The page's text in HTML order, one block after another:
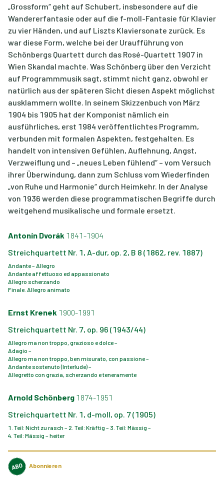
„Grossform“ geht auf Schubert, insbesondere auf die
Wandererfantasie oder auf die f-moll-Fantasie für Klavier
zu vier Händen, und auf Liszts Klaviersonate zurück. Es
war diese Form, welche bei der Uraufführung von
Schönbergs Quartett durch das Rosé-Quartett 1907 in
Wien Skandal machte. Was Schönberg über den Verzicht
auf Programmmusik sagt, stimmt nicht ganz, obwohl er
natürlich aus der späteren Sicht diesen Aspekt möglichst
ausklammern wollte. In seinem Skizzenbuch von März
1904 bis 1905 hat der Komponist nämlich ein
ausführliches, erst 1984 veröffentlichtes Programm,
verbunden mit formalen Aspekten, festgehalten. Es
handelt von intensiven Gefühlen, Auflehnung, Angst,
Verzweiflung und – „neues Leben fühlend“ – vom Versuch
ihrer Überwindung, dann zum Schluss vom Wiederfinden
„von Ruhe und Harmonie“ durch Heimkehr. In der Analyse
von 1936 werden diese programmatischen Begriffe durch
weitgehend musikalische und formale ersetzt.
Antonín Dvorák 1841-1904
Streichquartett Nr. 1, A-dur, op. 2, B 8 (1862, rev. 1887)
Andante – Allegro
Andante affettuoso ed appassionato
Allegro scherzando
Finale. Allegro animato
Ernst Krenek 1900-1991
Streichquartett Nr. 7, op. 96 (1943/44)
Allegro ma non troppo, grazioso e dolce –
Adagio –
Allegro ma non troppo, ben misurato, con passione –
Andante sostenuto (Interlude) –
Allegretto con grazia, scherzando e teneramente
Arnold Schönberg 1874-1951
Streichquartett Nr. 1, d-moll, op. 7 (1905)
1. Teil: Nicht zu rasch – 2. Teil: Kräftig – 3. Teil: Mässig –
4. Teil: Mässig – heiter
Abonnieren